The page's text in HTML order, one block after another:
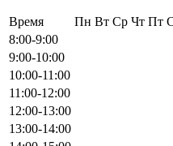
Время Пн Вт Ср Чт Пт
8:00-9:00
9:00-10:00
10:00-11:00
11:00-12:00
12:00-13:00
13:00-14:00